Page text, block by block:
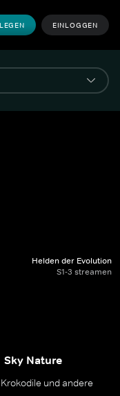
EINLOGGEN
Helden der Evolution
S1-3 streamen
Sky Nature
und andere